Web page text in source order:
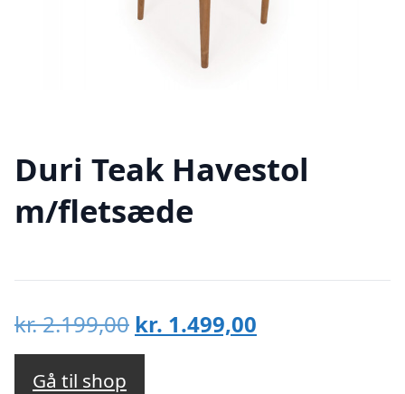
Duri Teak Havestol
m/fletsæde
kr.2.199,00 Den
oprindelige
kr. 1.499,00
Gå til shop